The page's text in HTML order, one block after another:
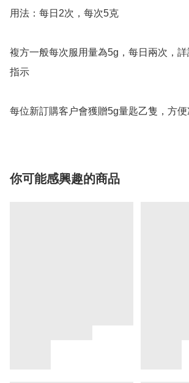
用法：每日2次，每次5克
複方一般每次服用量為5g，每日兩次，詳
指示
每位新訂購客户會獲贈5g量匙乙隻，方便
你可能感興趣的商品